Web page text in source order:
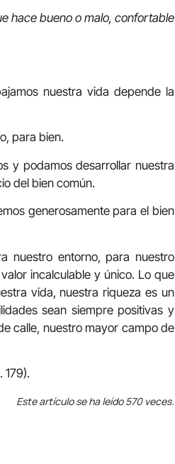
hace bueno o malo, confortable
nuestra vida depende la
para bien.
y podamos desarrollar nuestra
del bien común.
generosamente para el bien
nuestro entorno, para nuestro
incalculable y único. Lo que
vida, nuestra riqueza es un
sean siempre positivas y
calle, nuestro mayor campo de
179).
Este artículo se ha leído 570 veces.